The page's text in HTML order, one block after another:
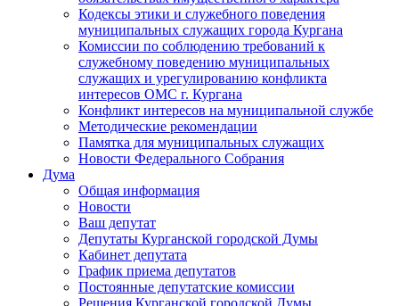
Кодексы этики и служебного поведения
муниципальных служащих города Кургана
Комиссии по соблюдению требований к
служебному поведению муниципальных
служащих и урегулированию конфликта
интересов ОМС г. Кургана
Конфликт интересов на муниципальной службе
Методические рекомендации
Памятка для муниципальных служащих
Новости Федерального Cобрания
Дума
Общая информация
Новости
Ваш депутат
Депутаты Курганской городской Думы
Кабинет депутата
График приема депутатов
Постоянные депутатские комиссии
Решения Курганской городской Думы